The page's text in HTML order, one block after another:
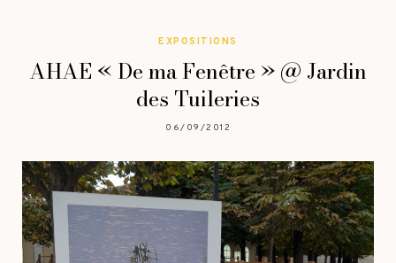
EXPOSITIONS
AHAE « De ma Fenêtre » @ Jardin
des Tuileries
06/09/2012